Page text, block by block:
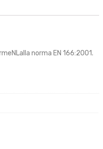
norma EN 166:2001.